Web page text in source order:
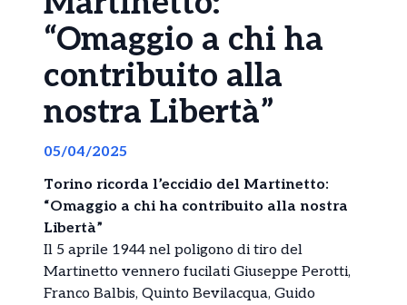
“Omaggio a chi ha
contribuito alla
nostra Libertà”
05/04/2025
Torino ricorda l’eccidio del Martinetto:
“Omaggio a chi ha contribuito alla nostra
Libertà”
Il 5 aprile 1944 nel poligono di tiro del
Martinetto vennero fucilati Giuseppe Perotti,
Franco Balbis, Quinto Bevilacqua, Guido